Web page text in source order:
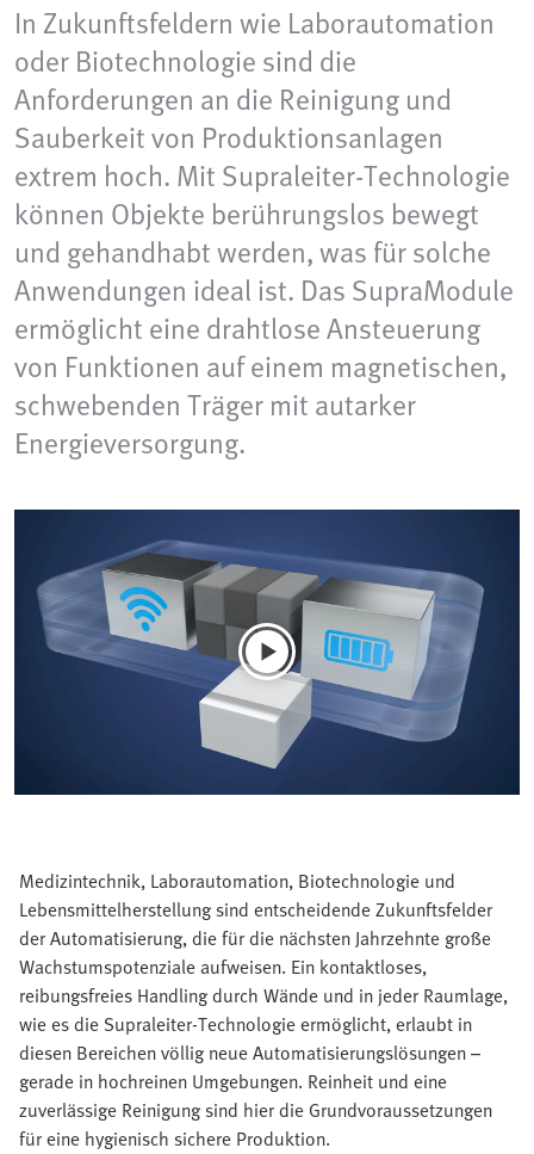
In Zukunftsfeldern wie Laborautomation
oder Biotechnologie sind die
Anforderungen an die Reinigung und
Sauberkeit von Produktionsanlagen
extrem hoch. Mit Supraleiter-Technologie
können Objekte berührungslos bewegt
und gehandhabt werden, was für solche
Anwendungen ideal ist. Das SupraModule
ermöglicht eine drahtlose Ansteuerung
von Funktionen auf einem magnetischen,
schwebenden Träger mit autarker
Energieversorgung.
Medizintechnik, Laborautomation, Biotechnologie und
Lebensmittelherstellung sind entscheidende Zukunftsfelder
der Automatisierung, die für die nächsten Jahrzehnte große
Wachstumspotenziale aufweisen. Ein kontaktloses,
reibungsfreies Handling durch Wände und in jeder Raumlage,
wie es die Supraleiter-Technologie ermöglicht, erlaubt in
diesen Bereichen völlig neue Automatisierungslösungen –
gerade in hochreinen Umgebungen. Reinheit und eine
zuverlässige Reinigung sind hier die Grundvoraussetzungen
für eine hygienisch sichere Produktion.